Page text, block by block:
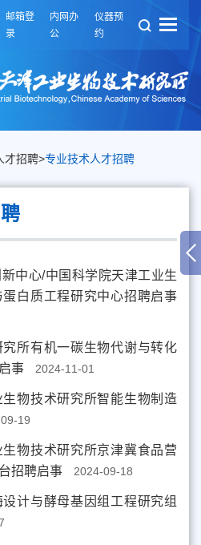
邮箱登
录
内网办
公
仪器预
约
才招聘>专业技术人才招聘
中心/中国科学院天津工业生
白质工程研究中心招聘启事
所有机一碳生物代谢与转化
事
2024-11-01
物技术研究所智能生物制造
19
物技术研究所京津冀食品营
招聘启事
2024-09-18
计与酵母基因组工程研究组